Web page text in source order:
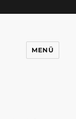
MENÜ